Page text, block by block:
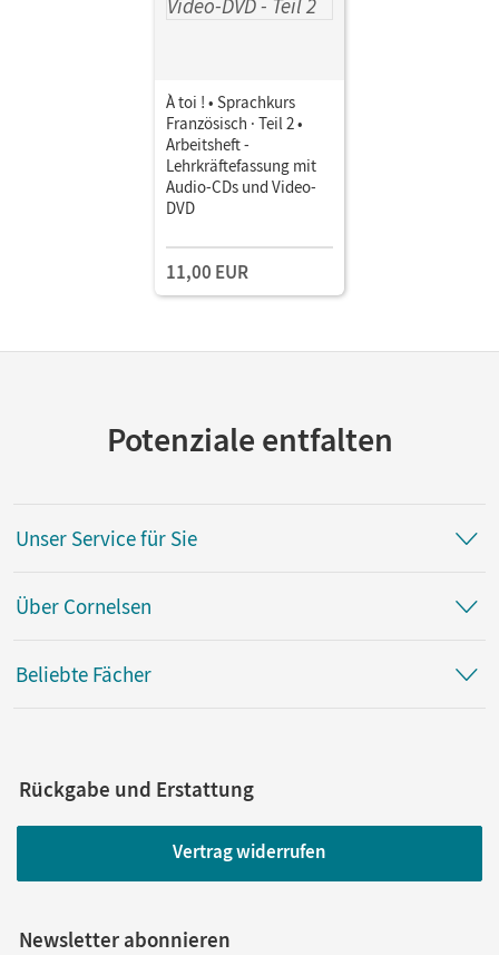
À toi ! • Sprachkurs
Französisch · Teil 2 •
Arbeitsheft -
Lehrkräftefassung mit
Audio-CDs und Video-
DVD
11,00 EUR
Potenziale entfalten
Unser Service für Sie
Über Cornelsen
Beliebte Fächer
Rückgabe und Erstattung
Vertrag widerrufen
Newsletter abonnieren